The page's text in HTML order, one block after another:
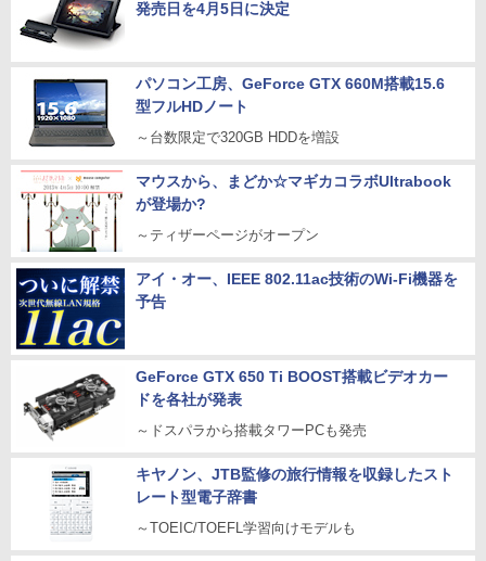
発売日を4月5日に決定
パソコン工房、GeForce GTX 660M搭載15.6
型フルHDノート
～台数限定で320GB HDDを増設
マウスから、まどか☆マギカコラボUltrabook
が登場か?
～ティザーページがオープン
アイ・オー、IEEE 802.11ac技術のWi-Fi機器を
予告
GeForce GTX 650 Ti BOOST搭載ビデオカー
ドを各社が発表
～ドスパラから搭載タワーPCも発売
キヤノン、JTB監修の旅行情報を収録したスト
レート型電子辞書
～TOEIC/TOEFL学習向けモデルも